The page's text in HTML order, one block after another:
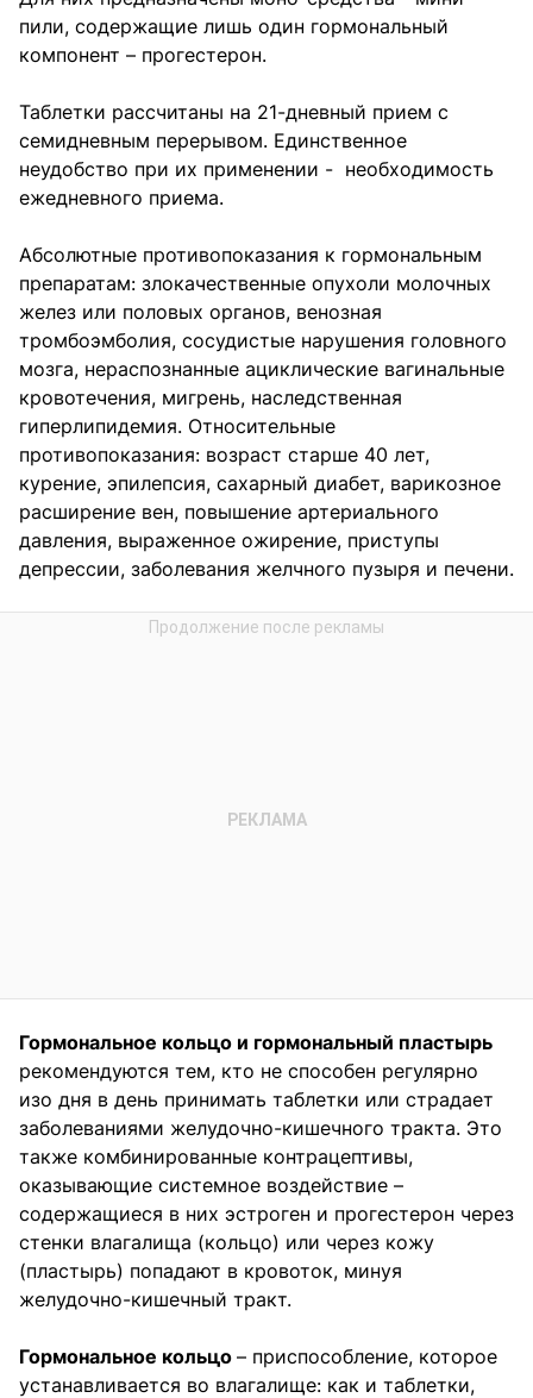
пили, содержащие лишь один гормональный
компонент – прогестерон.
Таблетки рассчитаны на 21-дневный прием с
семидневным перерывом. Единственное
неудобство при их применении - необходимость
ежедневного приема.
Абсолютные противопоказания к гормональным
препаратам: злокачественные опухоли молочных
желез или половых органов, венозная
тромбоэмболия, сосудистые нарушения головного
мозга, нераспознанные ациклические вагинальные
кровотечения, мигрень, наследственная
гиперлипидемия. Относительные
противопоказания: возраст старше 40 лет,
курение, эпилепсия, сахарный диабет, варикозное
расширение вен, повышение артериального
давления, выраженное ожирение, приступы
депрессии, заболевания желчного пузыря и печени.
Гормональное кольцо и гормональный пластырь
рекомендуются тем, кто не способен регулярно
изо дня в день принимать таблетки или страдает
заболеваниями желудочно-кишечного тракта. Это
также комбинированные контрацептивы,
оказывающие системное воздействие –
содержащиеся в них эстроген и прогестерон через
стенки влагалища (кольцо) или через кожу
(пластырь) попадают в кровоток, минуя
желудочно-кишечный тракт.
Гормональное кольцо – приспособление, которое
устанавливается во влагалище: как и таблетки,